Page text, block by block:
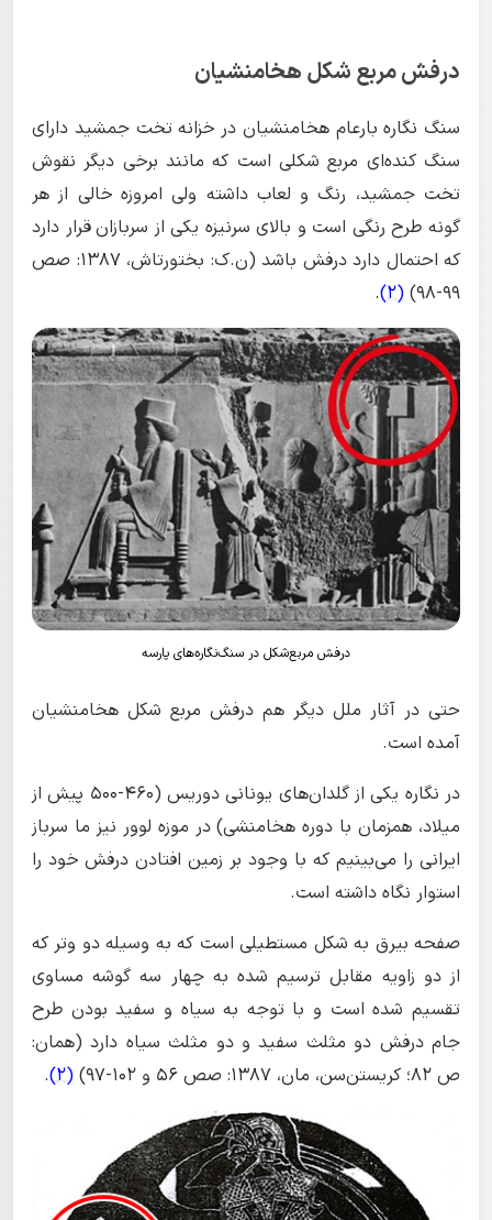
درفش مربع شکل هخامنشیان
سنگ نگاره بارعام هخامنشیان در خزانه تخت جمشید دارای
سنگ کنده‌ای مربع شکلی است که مانند برخی دیگر نقوش
تخت جمشید، رنگ و لعاب داشته ولی امروزه خالی از هر
گونه طرح رنگی است و بالای سرنیزه یکی از سربازان قرار دارد
که احتمال دارد درفش باشد (ن.ک: بختورتاش، 1387: صص
99-98)
(2)
.
درفش مربع‌شکل در سنگ‌نگاره‌های پارسه
حتی در آثار ملل دیگر هم درفش مربع شکل هخامنشیان
آمده است.
در نگاره یکی از گلدان‌های یونانی دوریس (460-500 پیش از
میلاد، همزمان با دوره هخامنشی) در موزه لوور نیز ما سرباز
ایرانی را می‌بینیم که با وجود بر زمین افتادن درفش خود را
استوار نگاه داشته است.
صفحه بیرق به شکل مستطیلی است که به وسیله دو وتر که
از دو زاویه مقابل ترسیم شده به چهار سه گوشه مساوی
تقسیم شده است و با توجه به سیاه و سفید بودن طرح
جام درفش دو مثلث سفید و دو مثلث سیاه دارد (همان:
ص 82؛ کریستن‌سن، مان، 1387: صص 56 و 102-97)
(2)
.